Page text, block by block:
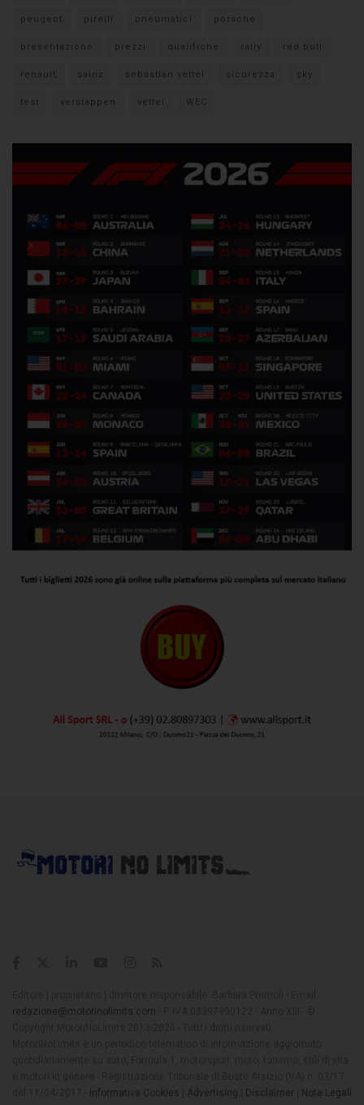
peugeot pirelli pneumatici porsche
presentazione prezzi qualifiche rally red bull
renault sainz sebastian vettel sicurezza sky
test verstappen vettel WEC
redazione@motorinolimits.com
Informativa Cookies Advertising Disclaimer
Note Legali